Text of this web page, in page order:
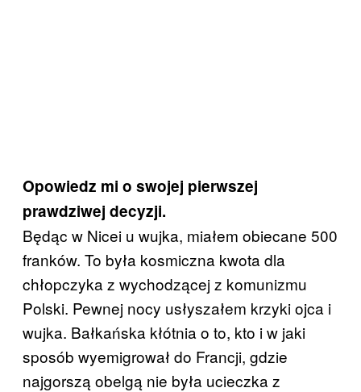
Opowiedz mi o swojej pierwszej
prawdziwej decyzji.
Będąc w Nicei u wujka, miałem obiecane 500
franków. To była kosmiczna kwota dla
chłopczyka z wychodzącej z komunizmu
Polski. Pewnej nocy usłyszałem krzyki ojca i
wujka. Bałkańska kłótnia o to, kto i w jaki
sposób wyemigrował do Francji, gdzie
najgorszą obelgą nie była ucieczka z